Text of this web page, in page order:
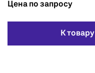
Цена по запросу
К товару